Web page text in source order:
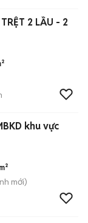
2 LẦU - 2
khu vực
mới)